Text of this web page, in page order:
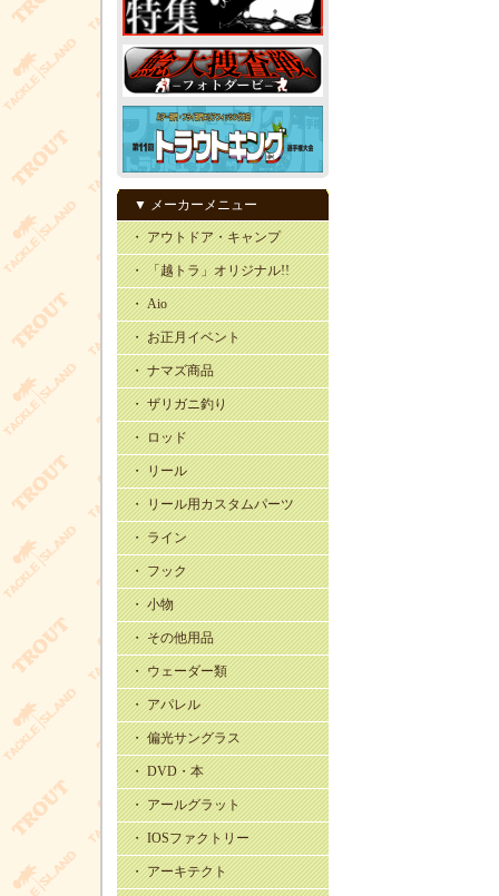
▼ メーカーメニュー
・ アウトドア・キャンプ
・ 「越トラ」オリジナル!!
・ Aio
・ お正月イベント
・ ナマズ商品
・ ザリガニ釣り
・ ロッド
・ リール
・ リール用カスタムパーツ
・ ライン
・ フック
・ 小物
・ その他用品
・ ウェーダー類
・ アパレル
・ 偏光サングラス
・ DVD・本
・ アールグラット
・ IOSファクトリー
・ アーキテクト